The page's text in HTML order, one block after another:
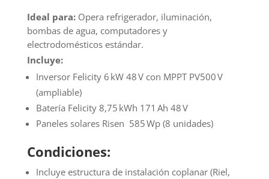
/
48 V
cantidad
Ideal para: Opera refrigerador, iluminación,
bombas de agua, computadores y
electrodomésticos estándar.
Incluye:
Inversor Felicity 6 kW 48 V con MPPT PV500 V
(ampliable)
Batería Felicity 8,75 kWh 171 Ah 48 V
Paneles solares Risen 585 Wp (8 unidades)
Condiciones:
Incluye estructura de instalación coplanar (Riel,